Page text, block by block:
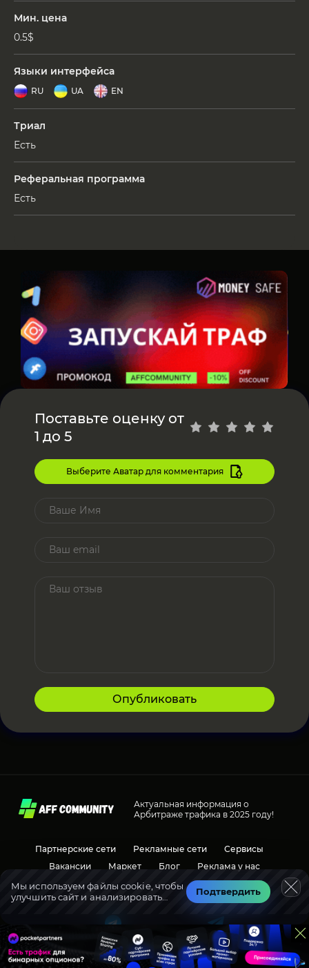
Мин. цена
0.5$
Языки интерфейса
RU UA EN
Триал
Есть
Реферальная программа
Есть
Поставьте оценку от
1 до 5
Выберите Аватар для комментария
Опубликовать
Актуальная информация о
Арбитраже трафика в 2025 году!
Партнерские сети Рекламные сети
Сервисы
Вакансии
Маркет Блог Реклама у нас
Социальные сети Обсуждения
Мы используем файлы cookie, чтобы
улучшить сайт и анализировать
Подтвердить